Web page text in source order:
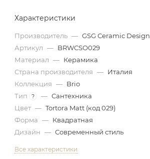
Характеристики
Производитель — GSG Ceramic Design
Артикул — BRWCSO029
Материал — Керамика
Страна производителя — Италия
Коллекция — Brio
Тип
? — Сантехника
Цвет — Tortora Matt (код 029)
Форма — Квадратная
Дизайн — Современный стиль
Все характеристики